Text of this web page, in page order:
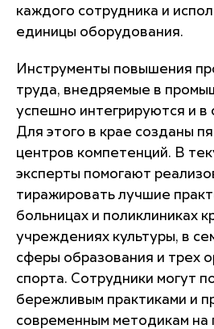
каждого сотрудника и
единицы оборудования.
Инструменты повышения
труда, внедряемые в
успешно интегрируются и в
Для этого в крае созданы
центров компетенций. В
эксперты помогают
тиражировать лучшие
больницах и поликлиниках
учреждениях культуры, в
сферы образования и трех
спорта. Сотрудники могут
бережливым практиками и
современным методикам на